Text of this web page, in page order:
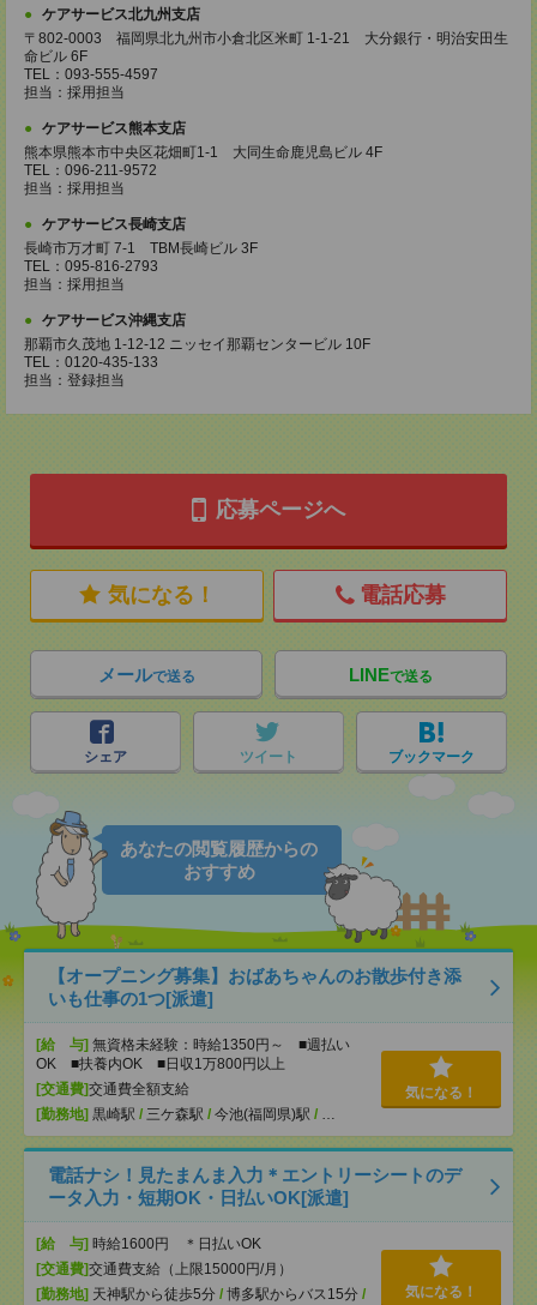
ケアサービス北九州支店
〒802-0003 福岡県北九州市小倉北区米町 1-1-21 大分銀行・明治安田生
命ビル 6F
TEL：093-555-4597
担当：採用担当
ケアサービス熊本支店
熊本県熊本市中央区花畑町1-1 大同生命鹿児島ビル 4F
TEL：096-211-9572
担当：採用担当
ケアサービス長崎支店
長崎市万才町 7-1 TBM長崎ビル 3F
TEL：095-816-2793
担当：採用担当
ケアサービス沖縄支店
那覇市久茂地 1-12-12 ニッセイ那覇センタービル 10F
TEL：0120-435-133
担当：登録担当
応募ページへ
気になる！ 電話応募
メールで送る LINEで送る
シェア ツイート ブックマーク
あなたの閲覧履歴からの
おすすめ
【オープニング募集】おばあちゃんのお散歩付き添
いも仕事の1つ[派遣]
[給 与] 無資格未経験：時給1350円～ ■週払い
OK ■扶養内OK ■日収1万800円以上
[交通費]交通費全額支給
[勤務地] 黒崎駅 / 三ケ森駅 / 今池(福岡県)駅 / …
気になる！
電話ナシ！見たまんま入力＊エントリーシートのデ
ータ入力・短期OK・日払いOK[派遣]
[給 与] 時給1600円 ＊日払いOK
[交通費]交通費支給（上限15000円/月）
[勤務地] 天神駅から徒歩5分 / 博多駅からバス15分 / 気になる！